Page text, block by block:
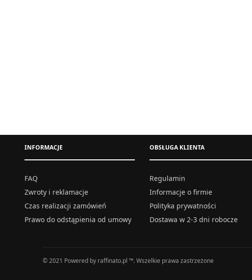
S M L XL
XXL
S M L
INFORMACJE
FAQ
Zwroty i reklamacje
Czas realizacji zamówień
Prawo do odstąpienia od umowy
OBSŁUGA KLIENTA
Regulamin
Informacje o firmie
Polityka prywatności
Dostawa w 2-3 dni robocze
© 2021 Powered by raffinato.pl ™. Wszelkie prawa zastrzeżone